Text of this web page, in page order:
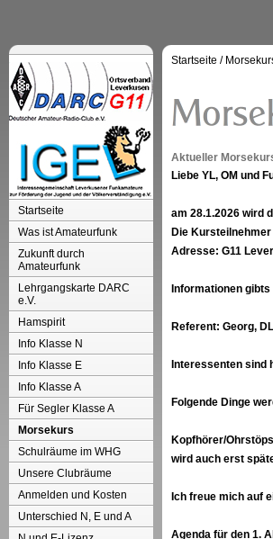
Startseite
Was ist Amateurfunk
Zukunft durch
Amateurfunk
Lehrgangskarte DARC
e.V.
Hamspirit
Info Klasse N
Info Klasse E
Info Klasse A
Für Segler Klasse A
Morsekurs
Schulräume im WHG
Unsere Clubräume
Anmelden und Kosten
Unterschied N, E und A
Startseite /
Aktueller
Liebe YL, OM und
am 28.1.2026 wird
Die
Adresse: G11
Informationen
Referent: Georg,
Interessenten sind
Folgende Dinge
Kopfhörer/
wird auch erst
Ich freue mich auf
Agenda für den 1.